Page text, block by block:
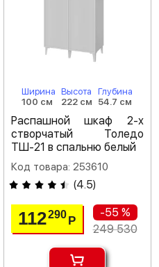
Ширина
100 см
Высота
222 см
Глубина
54.7 см
Распашной шкаф 2-х
створчатый Толедо
ТШ-21 в спальню белый
Код товара: 253610
(4.5)
112290 Р
-55 %
249 530